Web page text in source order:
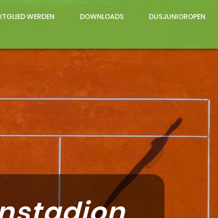
WERDEN DOWNLOADS DUSJUNIOROPEN